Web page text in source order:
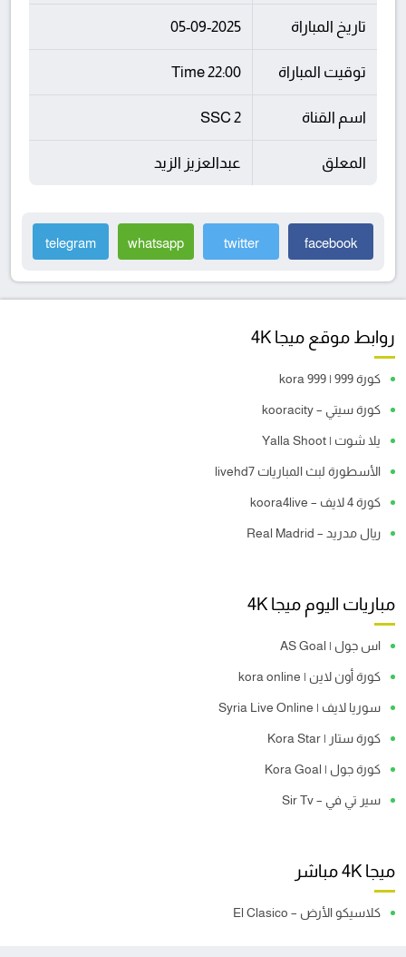
تاريخ المباراة 05-09-2025
توقيت المباراة 22:00 Time
اسم القناة SSC 2
المعلق عبدالعزيز الزيد
facebook
twitter
whatsapp
telegram
روابط موقع ميجا 4K
كورة 999 | kora 999
كورة سيتي – kooracity
يلا شوت | Yalla Shoot
الأسطورة لبث المباريات livehd7
كورة 4 لايف – koora4live
ريال مدريد – Real Madrid
مباريات اليوم ميجا 4K
اس جول | AS Goal
كورة أون لاين | kora online
سوريا لايف | Syria Live Online
كورة ستار | Kora Star
كورة جول | Kora Goal
سير تي في – Sir Tv
ميجا 4K مباشر
كلاسيكو الأرض – El Clasico